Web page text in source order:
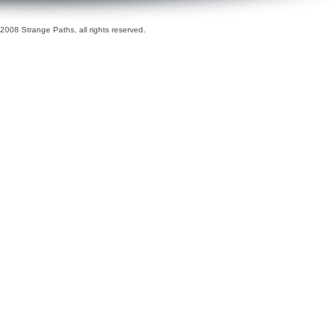
Strange Paths, all rights reserved.